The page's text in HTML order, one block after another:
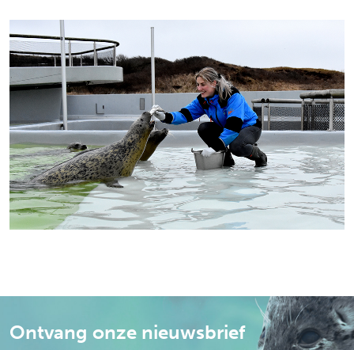
Ontvang onze nieuwsbrief